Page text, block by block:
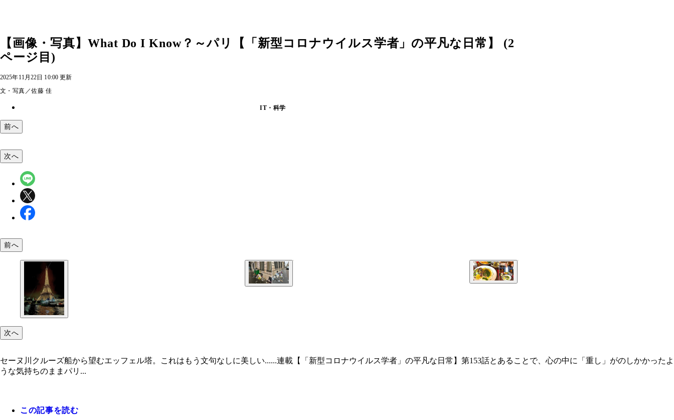
【画像・写真】What Do I Know？～パリ【「新型コロナウイルス学者」の平凡な日常】 (2
ページ目)
2025年11月22日 10:00 更新
文・写真／佐藤 佳
IT・科学
前へ
次へ
前へ
次へ
セーヌ川クルーズ船から望むエッフェル塔。これはもう文句なしに美しい......連載【「新型コロナウイルス学者」の平凡な日常】第153話とあることで、心の中に「重し」がのしかかったよ
うな気持ちのままパリ...
この記事を読む